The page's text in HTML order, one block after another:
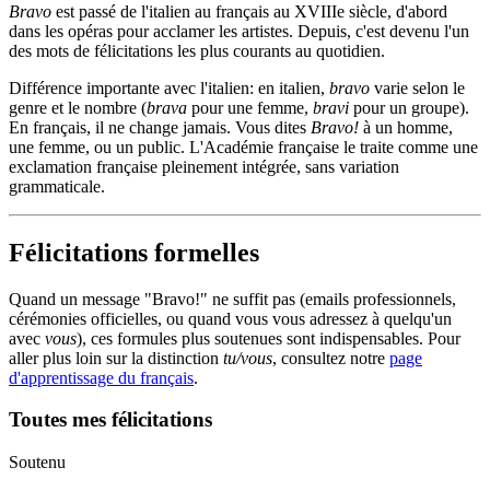
Bravo est passé de l'italien au français au XVIIIe siècle, d'abord
dans les opéras pour acclamer les artistes. Depuis, c'est devenu l'un
des mots de félicitations les plus courants au quotidien.
Différence importante avec l'italien: en italien, bravo varie selon le
genre et le nombre (brava pour une femme, bravi pour un groupe).
En français, il ne change jamais. Vous dites Bravo! à un homme,
une femme, ou un public. L'Académie française le traite comme une
exclamation française pleinement intégrée, sans variation
grammaticale.
Félicitations formelles
Quand un message "Bravo!" ne suffit pas (emails professionnels,
cérémonies officielles, ou quand vous vous adressez à quelqu'un
avec vous), ces formules plus soutenues sont indispensables. Pour
aller plus loin sur la distinction tu/vous, consultez notre page
d'apprentissage du français.
Toutes mes félicitations
Soutenu